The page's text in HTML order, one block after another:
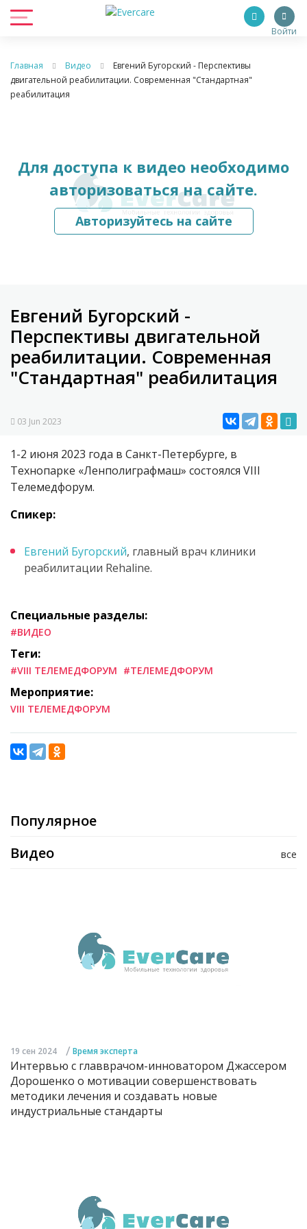
Войти
Главная Видео
Евгений Бугорский - Перспективы
двигательной реабилитации. Современная "Стандартная"
реабилитация
Для доступа к видео необходимо
авторизоваться на сайте.
Авторизуйтесь на сайте
Евгений Бугорский -
Перспективы двигательной
реабилитации. Современная
"Стандартная" реабилитация
03 Jun 2023
1-2 июня 2023 года в Санкт-Петербурге, в
Технопарке «Ленполиграфмаш» состоялся VIII
Телемедфорум.
Спикер:
Евгений Бугорский, главный врач клиники
реабилитации Rehaline.
Специальные разделы:
#ВИДЕО
Теги:
#VIII ТЕЛЕМЕДФОРУМ #ТЕЛЕМЕДФОРУМ
Мероприятие:
VIII ТЕЛЕМЕДФОРУМ
Популярное
все
Видео
19 сен 2024 / Время эксперта
Интервью с главврачом-инноватором Джассером
Дорошенко о мотивации совершенствовать
методики лечения и создавать новые
индустриальные стандарты